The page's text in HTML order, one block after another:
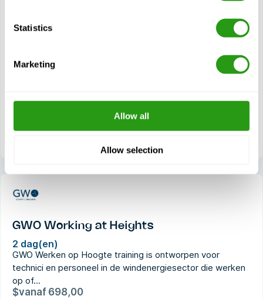
Statistics
Marketing
Allow all
Allow selection
Hub reddingsoefening (van Spinner)
Evacuatie van een gewonde persoon van de gondel naar
Redding omhoog
GWO Working at Heights
2 dag(en)
GWO Werken op Hoogte training is ontworpen voor
technici en personeel in de windenergiesector die werken
op of...
$vanaf 698,00